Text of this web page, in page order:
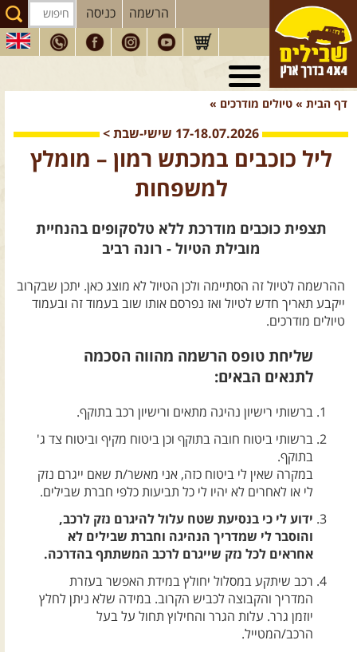
הרשמה כניסה
טיולי 4X4
בארץ
חנותשבילים
הבלוג של יואב קווה
צרו קשר עם שבילים
דף הבית » טיולים מודרכים »
17-18.07.2026 שישי-שבת >
ליל כוכבים במכתש רמון – מומלץ
למשפחות
תצפית כוכבים מודרכת ללא טלסקופים בהנחיית
מובילת הטיול - רונה רביב
ההרשמה לטיול זה הסתיימה ולכן הטיול לא מוצג כאן. יתכן שבקרוב
ייקבע תאריך חדש לטיול ואז נפרסם אותו שוב בעמוד זה ובעמוד
טיולים מודרכים.
שליחת טופס הרשמה מהווה הסכמה
לתנאים הבאים:
ברשותי רישיון נהיגה מתאים ורישיון רכב בתוקף.
ברשותי ביטוח חובה בתוקף וכן ביטוח מקיף וביטוח צד ג'
בתוקף.
במקרה שאין לי ביטוח כזה, אני מאשר/ת שאם ייגרם נזק
לי או לאחרים לא יהיו לי כל תביעות כלפי חברת שבילים.
ידוע לי כי בנסיעת שטח עלול להיגרם נזק לרכב,
והוסבר לי שמדריך הנהיגה וחברת שבילים לא
אחראים לכל נזק שייגרם לרכב המשתתף בהדרכה.
רכב שיתקע במסלול יחולץ במידת האפשר בעזרת
המדריך והקבוצה לכביש הקרוב. במידה שלא ניתן לחלץ
יוזמן גרר. עלות הגרר והחילוץ תחול על בעל
הרכב/המטייל.